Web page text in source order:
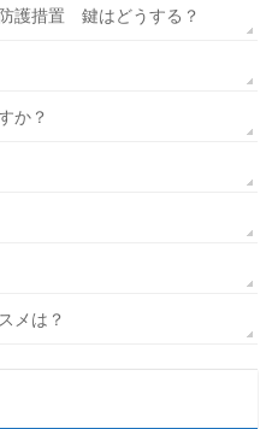
護措置 鍵はどうする？
か？
メは？